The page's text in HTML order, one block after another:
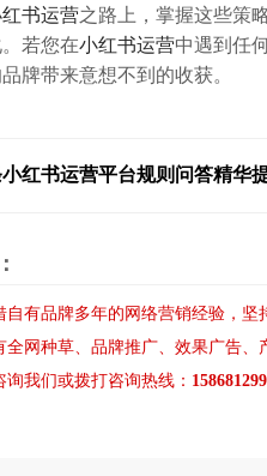
书运营之路上，掌握这些策
若您在小红书运营中遇到任
牌带来意想不到的收获。
红书运营平台规则问答精华
自有品牌多年的网络营销经验，坚
全网种草、 品牌推广、 效果广告、
我们或拨打咨询热线：